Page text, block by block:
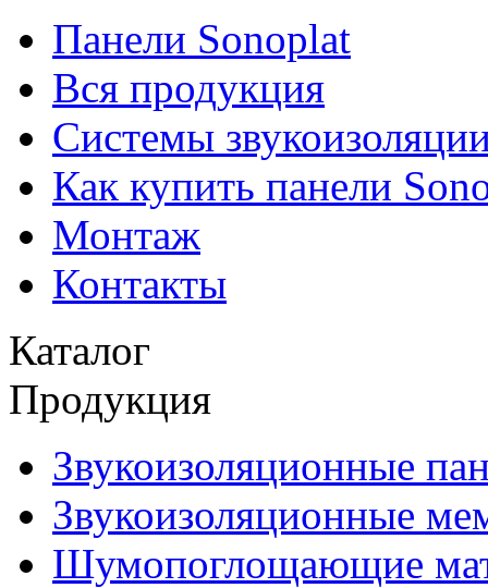
Панели Sonoplat
Вся продукция
Системы
Как купить панели
Монтаж
Контакты
Каталог
Продукция
Звукоизоляционные
Звукоизоляционные
Шумопоглощающие